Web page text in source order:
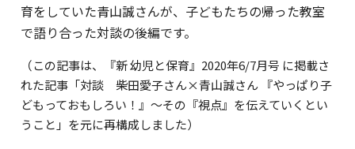
育をしていた青山誠さんが、子どもたちの帰った教室
で語り合った対談の後編です。
（この記事は、『新 幼児と保育』2020年6/7月号 に掲載さ
れた記事「対談 柴田愛子さん×青山誠さん 『やっぱり子
どもっておもしろい！』～その『視点』を伝えていくとい
うこと」を元に再構成しました）